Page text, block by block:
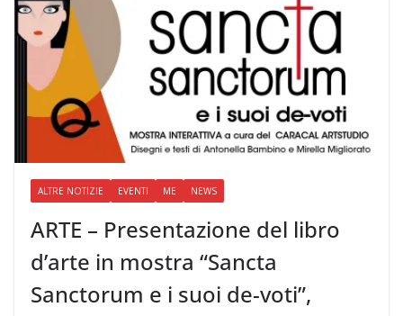
ALTRE NOTIZIE EVENTI ME NEWS
ARTE – Presentazione del libro
d’arte in mostra “Sancta
Sanctorum e i suoi de-voti”,